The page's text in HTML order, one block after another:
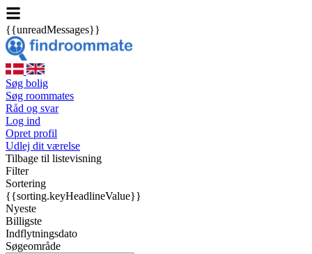
{{unreadMessages}}
Søg bolig
Søg roommates
Råd og svar
Log ind
Opret profil
Udlej dit værelse
Tilbage til listevisning
Filter
Sortering
{{sorting.keyHeadlineValue}}
Nyeste
Billigste
Indflytningsdato
Søgeområde